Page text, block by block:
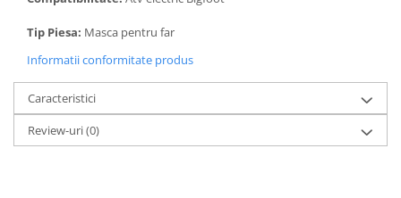
Tip Piesa: Masca pentru far
Informatii conformitate produs
Caracteristici
Review-uri(0)